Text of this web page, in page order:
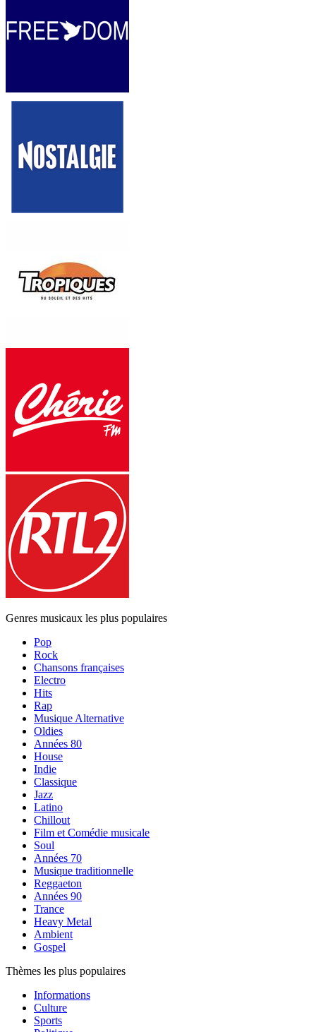
Genres musicaux les plus populaires
Pop
Rock
Chansons françaises
Electro
Hits
Rap
Musique Alternative
Oldies
Années 80
House
Indie
Classique
Jazz
Latino
Chillout
Film et Comédie musicale
Soul
Années 70
Musique traditionnelle
Reggaeton
Années 90
Trance
Heavy Metal
Ambient
Gospel
Thèmes les plus populaires
Informations
Culture
Sports